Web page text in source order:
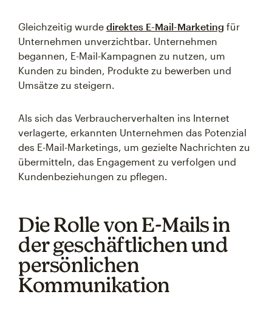
Gleichzeitig wurde direktes E-Mail-Marketing für
Unternehmen unverzichtbar. Unternehmen
begannen, E-Mail-Kampagnen zu nutzen, um
Kunden zu binden, Produkte zu bewerben und
Umsätze zu steigern.
Als sich das Verbraucherverhalten ins Internet
verlagerte, erkannten Unternehmen das Potenzial
des E-Mail-Marketings, um gezielte Nachrichten zu
übermitteln, das Engagement zu verfolgen und
Kundenbeziehungen zu pflegen.
Die Rolle von E-Mails in
der geschäftlichen und
persönlichen
Kommunikation